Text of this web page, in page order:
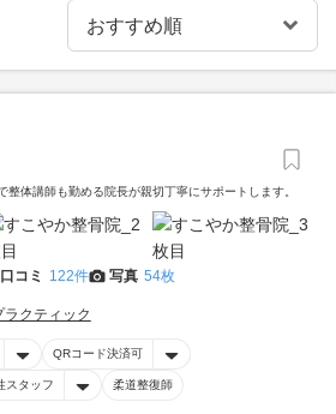
整体講師も勤める院長が親切丁寧にサポートします。
口コミ 122件 写真 54枚
ラクティック
QRコード決済可
スタッフ 柔道整復師